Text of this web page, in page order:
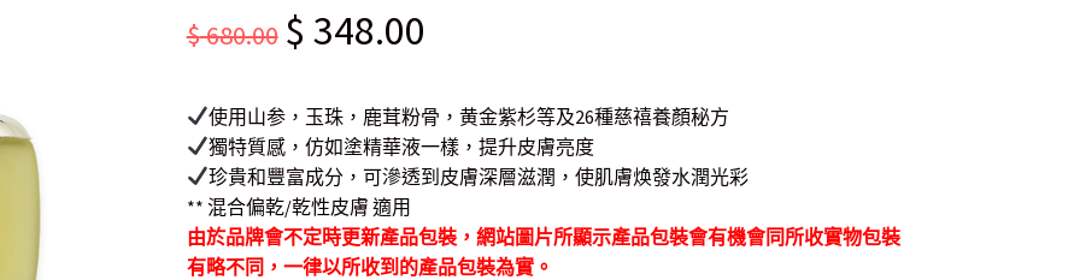
$680.00 Original
was:
$ 680.00.
$ 348.00
is:
$ 348.00.
使用山参，玉珠，鹿茸粉骨，黄金紫杉等及26種慈禧養顏秘方
獨特質感，仿如塗精華液一樣，提升皮膚亮度
珍貴和豐富成分，可滲透到皮膚深層滋潤，使肌膚焕發水潤光彩
** 混合偏乾/乾性皮膚 適用
由於品牌會不定時更新產品包裝，網站圖片所顯示產品包裝會有機會同所收實物包裝
有略不同，一律以所收到的產品包裝為實。